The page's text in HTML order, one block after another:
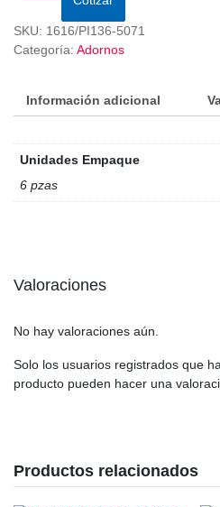
SKU: 1616/PI136-5071
Categoría: Adornos
Información adicional
Unidades Empaque
6 pzas
Valoraciones
No hay valoraciones aún.
Solo los usuarios registrados que
producto pueden hacer una
Productos relacionados